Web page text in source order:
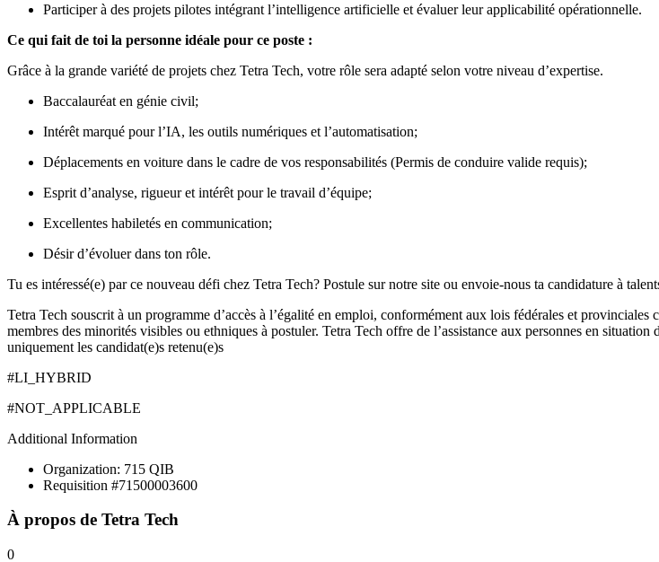
Participer à des projets pilotes intégrant l’intelligence artificielle et évaluer leur applicabilité opérationnelle.
Ce qui fait de toi la personne idéale pour ce poste :
Grâce à la grande variété de projets chez Tetra Tech, votre rôle sera adapté selon votre niveau d’expertise.
Baccalauréat en génie civil;
Intérêt marqué pour l’IA, les outils numériques et l’automatisation;
Déplacements en voiture dans le cadre de vos responsabilités (Permis de conduire valide requis);
Esprit d’analyse, rigueur et intérêt pour le travail d’équipe;
Excellentes habiletés en communication;
Désir d’évoluer dans ton rôle.
Tu es intéressé(e) par ce nouveau défi chez Tetra Tech? Postule sur notre site ou envoie-nous ta candidature à
Tetra Tech souscrit à un programme d’accès à l’égalité en emploi, conformément aux lois fédérales et
membres des minorités visibles ou ethniques à postuler. Tetra Tech offre de l’assistance aux personnes en
uniquement les candidat(e)s retenu(e)s
#LI_HYBRID
#NOT_APPLICABLE
Additional Information
Organization: 715 QIB
Requisition #71500003600
À propos de Tetra Tech
0